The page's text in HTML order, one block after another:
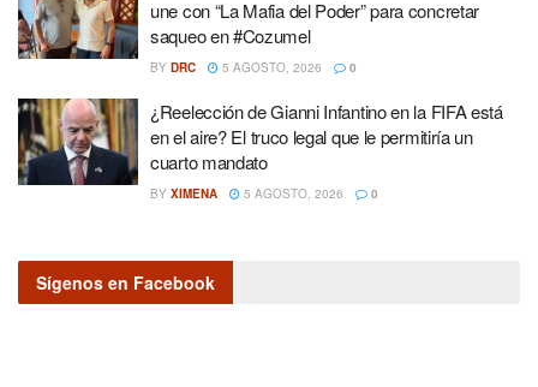
une con “La Mafia del Poder” para concretar
saqueo en #Cozumel
BY DRC 5 AGOSTO, 2026 0
¿Reelección de Gianni Infantino en la FIFA está
en el aire? El truco legal que le permitiría un
cuarto mandato
BY XIMENA 5 AGOSTO, 2026 0
Sígenos en Facebook